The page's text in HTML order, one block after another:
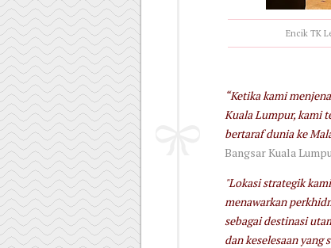
Encik TK
“Ketika kami
Kuala Lumpur, kami
bertaraf dunia ke
Bangsar Kuala
"Lokasi strategik
menawarkan
sebagai destinasi
dan keselesaan yang